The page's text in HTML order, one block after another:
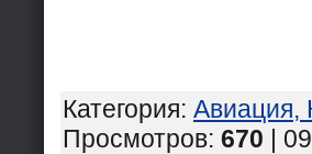
Категория: Авиация,
Просмотров: 670 |